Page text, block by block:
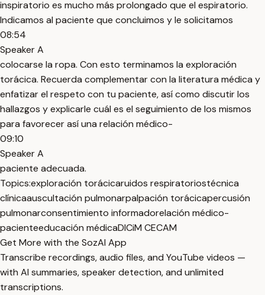
inspiratorio es mucho más prolongado que el espiratorio.
Indicamos al paciente que concluimos y le solicitamos
08:54
Speaker A
colocarse la ropa. Con esto terminamos la exploración
torácica. Recuerda complementar con la literatura médica y
enfatizar el respeto con tu paciente, así como discutir los
hallazgos y explicarle cuál es el seguimiento de los mismos
para favorecer así una relación médico-
09:10
Speaker A
paciente adecuada.
Topics:exploración torácicaruidos respiratoriostécnica
clínicaauscultación pulmonarpalpación torácicapercusión
pulmonarconsentimiento informadorelación médico-
pacienteeducación médicaDICiM CECAM
Get More with the SozAI App
Transcribe recordings, audio files, and YouTube videos —
with AI summaries, speaker detection, and unlimited
transcriptions.